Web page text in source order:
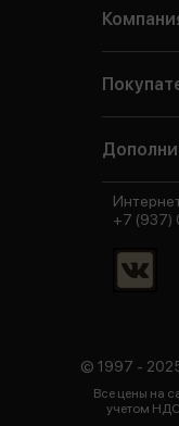
© 1997 -
Все цены на
учетом НДС
+7 (937)